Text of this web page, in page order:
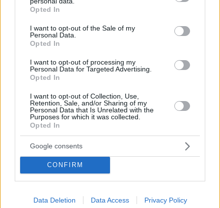
grant or deny consent to Google and its third-party tags to
use your data for below specified purposes in below Google
consent section.
Opted In
I want to opt-out of the Sale of my
Personal Data.
Opted In
I want to opt-out of processing my
Personal Data for Targeted Advertising.
Opted In
I want to opt-out of Collection, Use,
Retention, Sale, and/or Sharing of my
Personal Data that Is Unrelated with the
Purposes for which it was collected.
Opted In
Google consents
CONFIRM
Data Deletion Data Access Privacy Policy
ΤΑ ΠΙΟ ΔΗΜΟΦΙΛΗ